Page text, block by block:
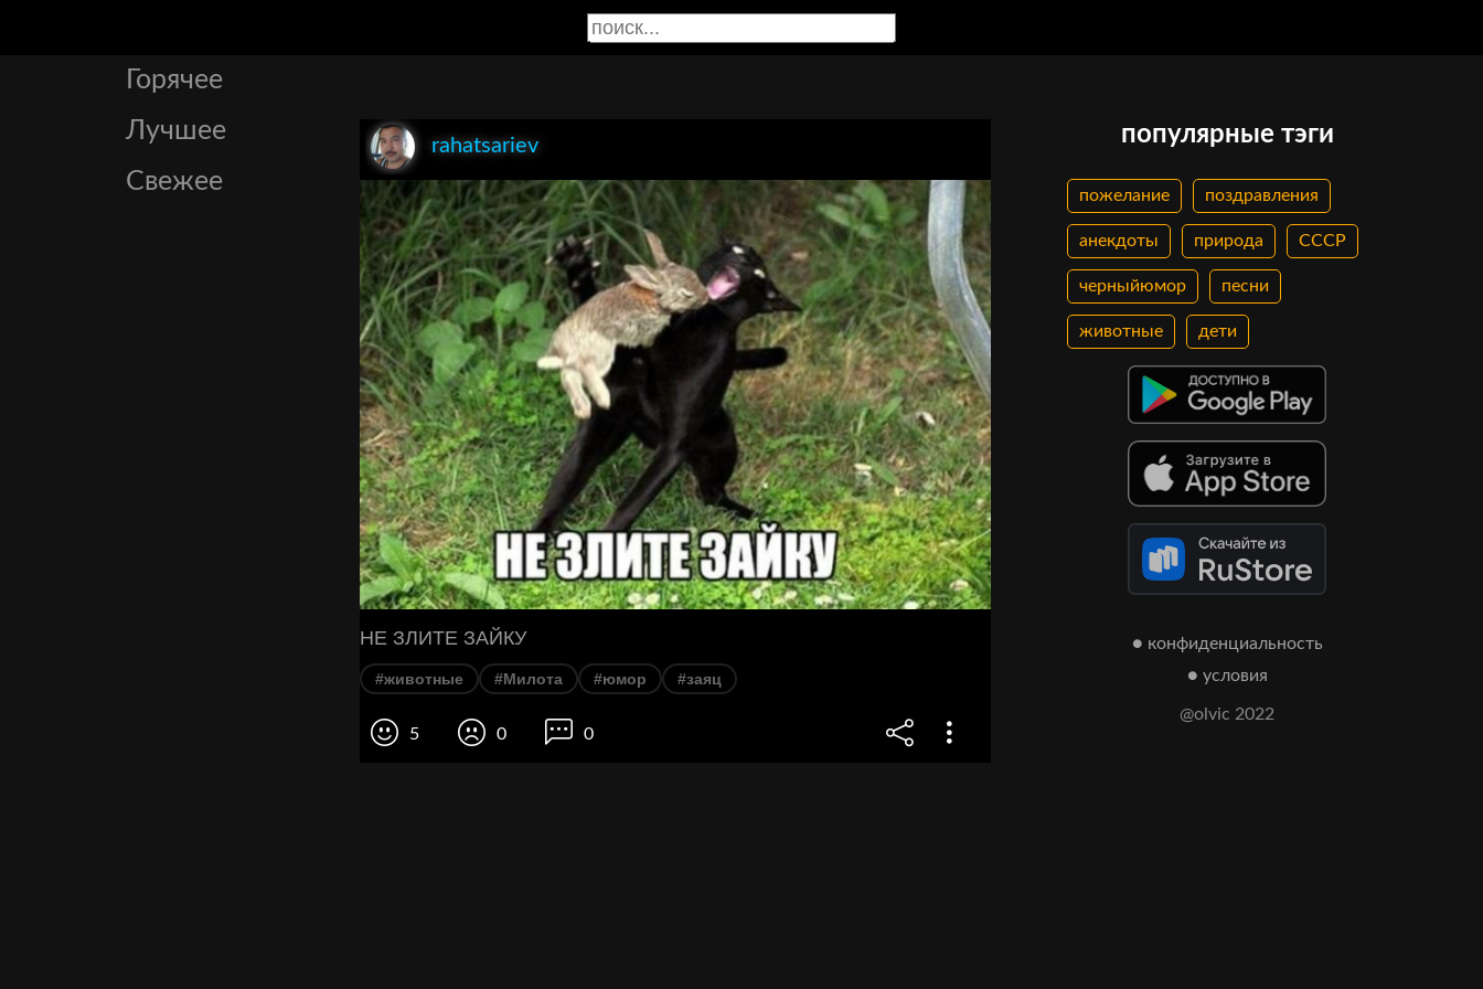
Горячее
Лучшее
Свежее
rahatsariev
НЕ ЗЛИТЕ ЗАЙКУ
#животные #Милота #юмор #заяц
5 0 0
популярные тэги
пожелание поздравления
анекдоты природа СССР
черныйюмор песни
животные дети
● конфиденциальность
● условия
@olvic 2022